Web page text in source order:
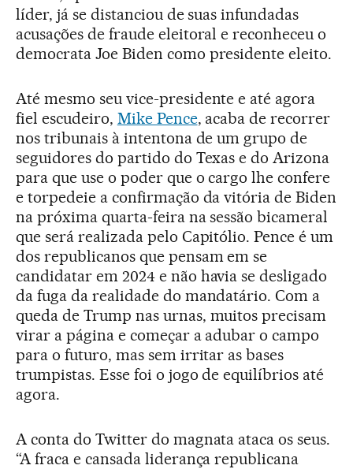
líder, já se distanciou de suas infundadas
acusações de fraude eleitoral e reconheceu o
democrata Joe Biden como presidente eleito.
Até mesmo seu vice-presidente e até agora
fiel escudeiro, Mike Pence, acaba de recorrer
nos tribunais à intentona de um grupo de
seguidores do partido do Texas e do Arizona
para que use o poder que o cargo lhe confere
e torpedeie a confirmação da vitória de Biden
na próxima quarta-feira na sessão bicameral
que será realizada pelo Capitólio. Pence é um
dos republicanos que pensam em se
candidatar em 2024 e não havia se desligado
da fuga da realidade do mandatário. Com a
queda de Trump nas urnas, muitos precisam
virar a página e começar a adubar o campo
para o futuro, mas sem irritar as bases
trumpistas. Esse foi o jogo de equilíbrios até
agora.
A conta do Twitter do magnata ataca os seus.
“A fraca e cansada liderança republicana